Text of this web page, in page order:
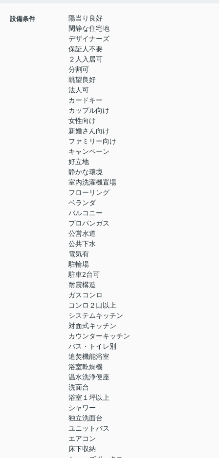
設備条件
陽当り良好
閑静な住宅地
デザイナーズ
保証人不要
２人入居可
分割可
眺望良好
法人可
カードキー
カップル向け
女性向け
新婚さん向け
ファミリー向け
キャンペーン
好立地
静かな環境
室内洗濯機置場
フローリング
ベランダ
バルコニー
プロパンガス
公営水道
公共下水
電気有
駐輪場
駐車2台可
耐震構造
ガスコンロ
コンロ２口以上
システムキッチン
対面式キッチン
カウンターキッチン
バス・トイレ別
追焚機能浴室
浴室乾燥機
温水洗浄便座
洗面台
浴室１坪以上
シャワー
独立洗面台
ユニットバス
エアコン
床下収納